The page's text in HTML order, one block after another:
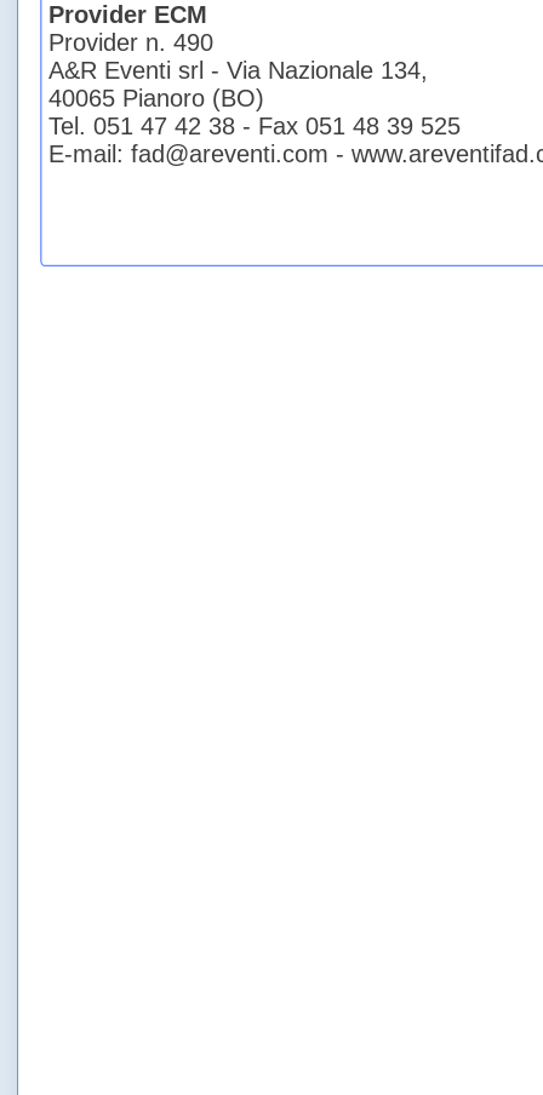
Provider ECM
Provider n. 490
A&R Eventi srl - Via Nazionale 134,
40065 Pianoro (BO)
Tel. 051 47 42 38 - Fax 051 48 39 525
E-mail: fad@areventi.com -